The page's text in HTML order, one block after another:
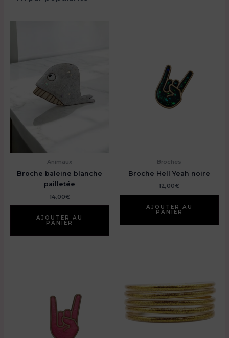
Animaux
Broche baleine blanche
pailletée
14,00€
AJOUTER AU
PANIER
Broches
Broche Hell Yeah noire
12,00€
AJOUTER AU
PANIER